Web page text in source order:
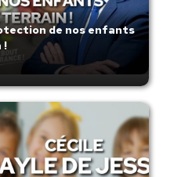
de nos enfants
!